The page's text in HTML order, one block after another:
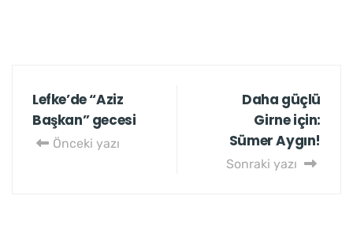
Lefke’de “Aziz
Başkan” gecesi
Önceki yazı
Daha güçlü
Girne için:
Sümer Aygın!
Sonraki yazı